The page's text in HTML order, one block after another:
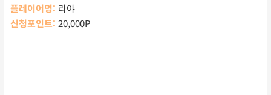
플레이어명: 라야
신청포인트: 20,000P